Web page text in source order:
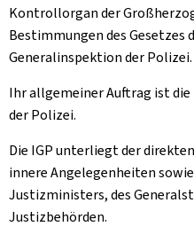
Kontrollorgan der
Bestimmungen des Gesetzes
Generalinspektion der Polizei.
Ihr allgemeiner Auftrag ist
der Polizei.
Die IGP unterliegt der
innere Angelegenheiten
Justizministers, des
Justizbehörden.